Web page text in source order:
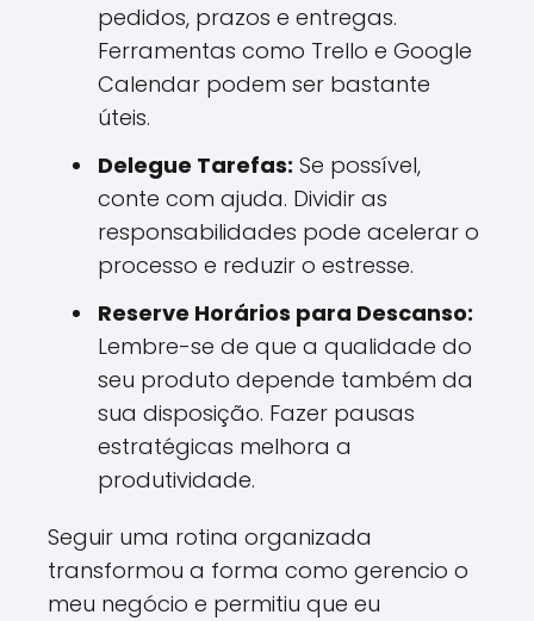
pedidos, prazos e entregas.
Ferramentas como Trello e Google
Calendar podem ser bastante
úteis.
Delegue Tarefas: Se possível,
conte com ajuda. Dividir as
responsabilidades pode acelerar o
processo e reduzir o estresse.
Reserve Horários para Descanso:
Lembre-se de que a qualidade do
seu produto depende também da
sua disposição. Fazer pausas
estratégicas melhora a
produtividade.
Seguir uma rotina organizada
transformou a forma como gerencio o
meu negócio e permitiu que eu